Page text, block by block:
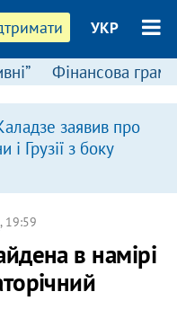
УКР
Фінансова
заявив про
і Грузії з боку
, 19:59
в намірі